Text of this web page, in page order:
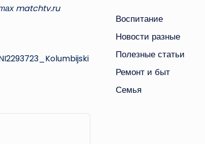
matchtv.ru
Воспитание
Новости разные
Полезные статьи
Ремонт и быт
Семья